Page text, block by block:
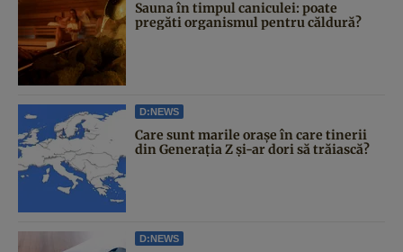
Sauna în timpul caniculei: poate
pregăti organismul pentru căldură?
D:NEWS
Care sunt marile orașe în care tinerii
din Generația Z și-ar dori să trăiască?
D:NEWS